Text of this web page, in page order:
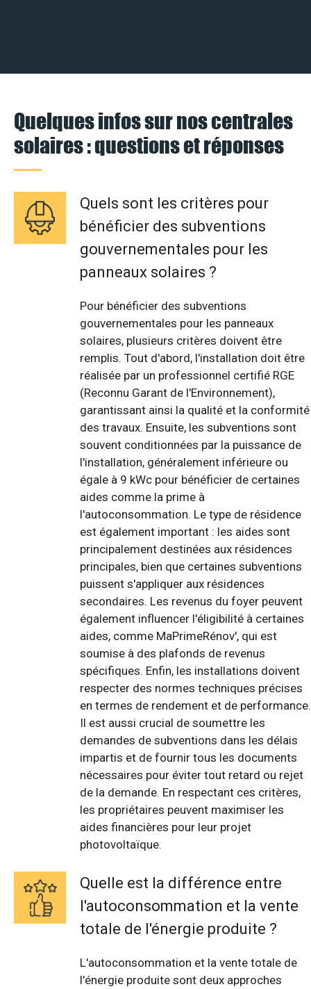
Quelques infos sur nos centrales
solaires : questions et réponses
Quels sont les critères pour
bénéficier des subventions
gouvernementales pour les
panneaux solaires ?
Pour bénéficier des subventions
gouvernementales pour les panneaux
solaires, plusieurs critères doivent être
remplis. Tout d'abord, l'installation doit être
réalisée par un professionnel certifié RGE
(Reconnu Garant de l'Environnement),
garantissant ainsi la qualité et la conformité
des travaux. Ensuite, les subventions sont
souvent conditionnées par la puissance de
l'installation, généralement inférieure ou
égale à 9 kWc pour bénéficier de certaines
aides comme la prime à
l'autoconsommation. Le type de résidence
est également important : les aides sont
principalement destinées aux résidences
principales, bien que certaines subventions
puissent s'appliquer aux résidences
secondaires. Les revenus du foyer peuvent
également influencer l'éligibilité à certaines
aides, comme MaPrimeRénov', qui est
soumise à des plafonds de revenus
spécifiques. Enfin, les installations doivent
respecter des normes techniques précises
en termes de rendement et de performance.
Il est aussi crucial de soumettre les
demandes de subventions dans les délais
impartis et de fournir tous les documents
nécessaires pour éviter tout retard ou rejet
de la demande. En respectant ces critères,
les propriétaires peuvent maximiser les
aides financières pour leur projet
photovoltaïque.
Quelle est la différence entre
l'autoconsommation et la vente
totale de l'énergie produite ?
L'autoconsommation et la vente totale de
l'énergie produite sont deux approches